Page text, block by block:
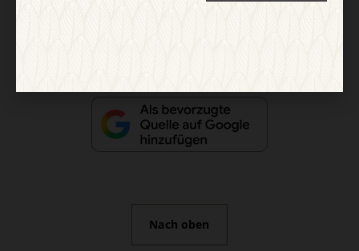
Nach oben